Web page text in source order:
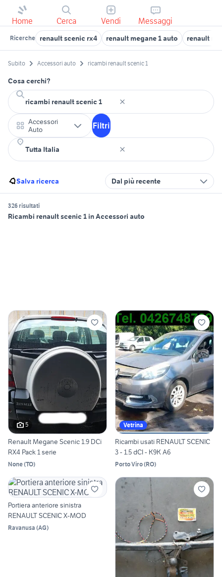
Home Cerca Vendi Messaggi
Ricerche renault scenic rx4 renault megane 1 auto renault
Subito Accessori auto ricambi renault scenic 1
Cosa cerchi?
Accessori
Auto
Filtri
Salva ricerca Dal più recente
326 risultati
Ricambi renault scenic 1 in Accessori auto
5
Renault Megane Scenic 1.9 DCi
RX4 Pack 1 serie
None(TO)
Vetrina
Ricambi usati RENAULT SCENIC
3 - 1.5 dCI - K9K A6
Porto Viro(RO)
Portiera anteriore sinistra
RENAULT SCENIC X-MOD
Ravanusa (AG)